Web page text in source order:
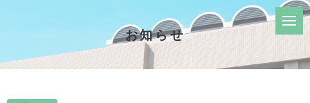
お知らせ